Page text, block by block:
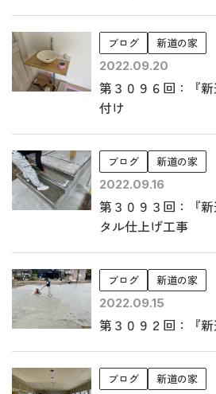
ブログ
新道の家
2022.09.20
第３０９６回：『
付け
ブログ
新道の家
2022.09.16
第３０９３回：『
タル仕上げ工事
ブログ
新道の家
2022.09.15
第３０９２回：『
ブログ
新道の家